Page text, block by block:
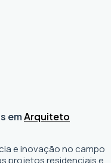
emArquiteto
e inovação no campo
projetos residenciais e